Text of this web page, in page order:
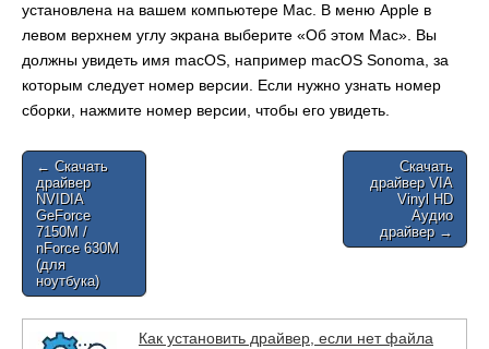
установлена на вашем компьютере Mac. В меню Apple в
левом верхнем углу экрана выберите «Об этом Mac». Вы
должны увидеть имя macOS, например macOS Sonoma, за
которым следует номер версии. Если нужно узнать номер
сборки, нажмите номер версии, чтобы его увидеть.
Post
navigation
← Скачать
драйвер
NVIDIA
GeForce
7150M /
nForce 630M
(для
ноутбука)
Скачать
драйвер VIA
Vinyl HD
Аудио
драйвер →
Как установить драйвер, если нет файла